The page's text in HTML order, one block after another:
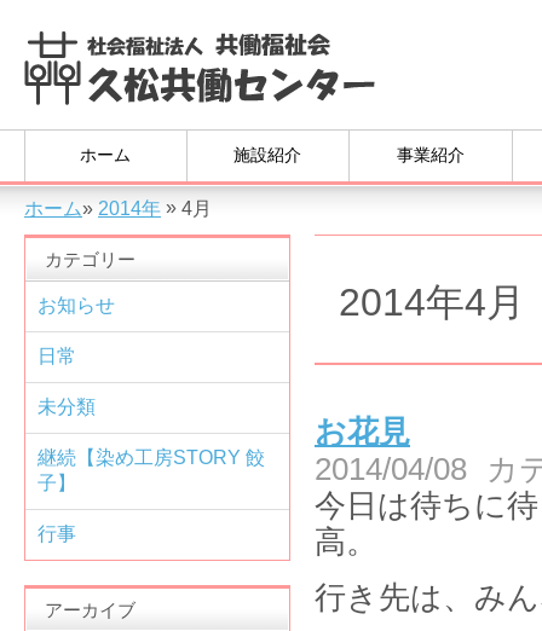
ホーム 施設紹介 事業紹介
ホーム» 2014年 » 4月
2014年4月
お花見
2014/04/08
カ
今日は待ちに
高。
行き先は、み
カテゴリー
お知らせ
日常
未分類
継続【染め工房STORY 餃
子】
行事
アーカイブ